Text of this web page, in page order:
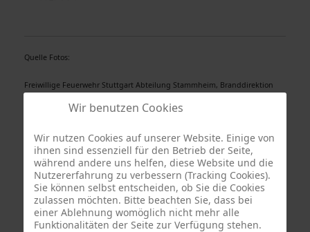
Quelle Fotos:
Freiwillige Feuerwehr Stuttgart Abteilung Stammheim, Branddirektion
Wir benutzen Cookies
Wir nutzen Cookies auf unserer Website. Einige von
ihnen sind essenziell für den Betrieb der Seite,
während andere uns helfen, diese Website und die
Nutzererfahrung zu verbessern (Tracking Cookies).
Sie können selbst entscheiden, ob Sie die Cookies
zulassen möchten. Bitte beachten Sie, dass bei
einer Ablehnung womöglich nicht mehr alle
Funktionalitäten der Seite zur Verfügung stehen.